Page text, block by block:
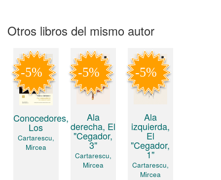
Otros libros del mismo autor
Conocedores,
Los
Cartarescu,
Mircea
Ala
derecha, El
"Cegador,
3"
Cartarescu,
Mircea
Ala
izquierda,
El
"Cegador,
1"
Cartarescu,
Mircea